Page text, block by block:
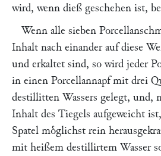
wird, wenn dieß geschehen ist,
Wenn alle sieben
Inhalt nach einander auf diese
und erkaltet sind, so wird jeder
in einen Porcellannapf mit drei
destillitten Wassers gelegt, und,
Inhalt des Tiegels aufgeweicht
Spatel moͤglichst rein
mit heißem destillirtem Wasser